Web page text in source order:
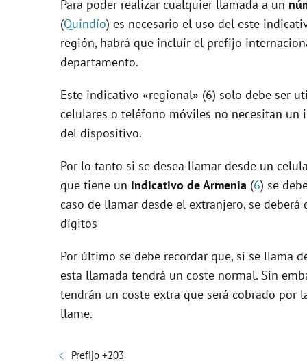
i
e
o
Para poder realizar cualquier llamada a un
(Quindío) es necesario el uso del este
región, habrá que incluir el prefijo
departamento.
Este indicativo «regional» (6) solo debe ser
celulares o teléfono móviles no necesitan
del dispositivo.
Por lo tanto si se desea llamar desde un
que tiene un indicativo de Armenia (6) se
caso de llamar desde el extranjero, se
dígitos
Por último se debe recordar que, si se llama
esta llamada tendrá un coste normal. Sin
tendrán un coste extra que será cobrado por
llame.
Prefijo +203